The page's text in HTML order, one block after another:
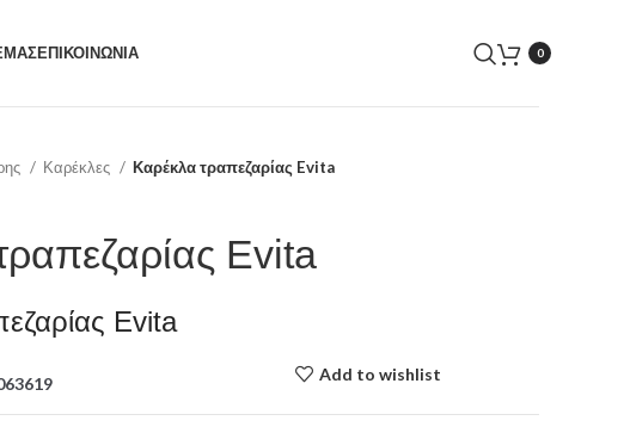
ΕΠΙΚΟΙΝΩΝΙΑ 0
Καρέκλες Καρέκλα τραπεζαρίας Evita
Evita
Evita
Add to wishlist